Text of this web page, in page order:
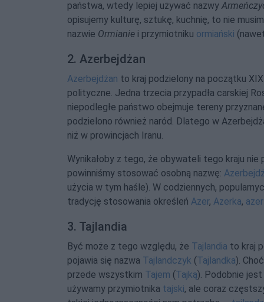
państwa, wtedy lepiej używać nazwy
opisujemy kulturę, sztukę, kuchnię, to nie
nazwie Ormianie i przymiotniku ormiański
2. Azerbejdżan
Azerbejdżan to kraj podzielony na początku
polityczne. Jedna trzecia przypadła carskiej
niepodległe państwo obejmuje tereny
podzielono również naród. Dlatego w
niż w prowincjach Iranu.
Wynikałoby z tego, że obywateli tego kraju nie
powinniśmy stosować osobną nazwę:
użycia w tym haśle). W codziennych,
tradycję stosowania określeń Azer, Azerka,
3. Tajlandia
Być może z tego względu, że Tajlandia to kraj
pojawia się nazwa Tajlandczyk (Tajlandka).
przede wszystkim Tajem (Tajką). Podobnie jest
używamy przymiotnika tajski, ale coraz